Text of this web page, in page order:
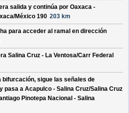
salida y continúa por Oaxaca -
México 190 203 km
para acceder al ramal en dirección
Salina Cruz - La Ventosa/Carr Federal
bifurcación, sigue las señales de
y pasa a Acapulco - Salina Cruz/Salina Cruz
Pinotepa Nacional - Salina